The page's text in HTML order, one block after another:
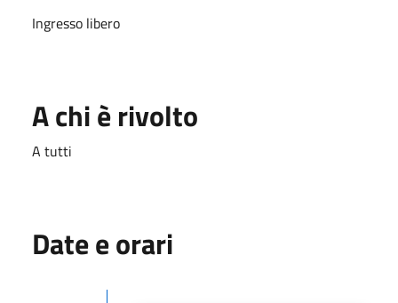
Ingresso libero
A chi è rivolto
A tutti
Date e orari